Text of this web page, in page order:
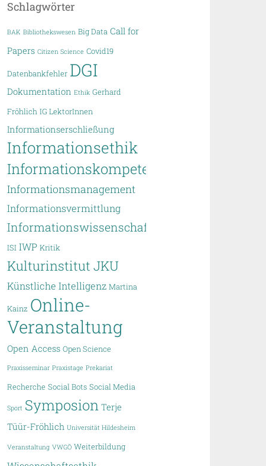
Schlagwörter
BAK Bibliothekswesen Big Data Call for
Papers Citizen Science Covid19
Datenbankfehler DGI
Dokumentation Ethik Gerhard
Fröhlich IG LektorInnen
Informationserschließung
Informationsethik
Informationskompetenz
Informationsmanagement
Informationsvermittlung
Informationswissenschaft
ISI IWP Kritik
Kulturinstitut JKU
Künstliche Intelligenz Martina
Kainz Online-
Veranstaltung
Open Access Open Science
Praxisseminar Praxistage Prekariat
Recherche Social Bots Social Media
Sport Symposion Terje
Tüür-Fröhlich Universität Hildesheim
Veranstaltung VWGÖ Weiterbildung